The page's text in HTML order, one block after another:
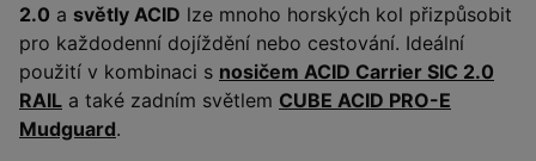
2.0 a světly ACID lze mnoho horských kol přizpůsobit
pro každodenní dojíždění nebo cestování. Ideální
použití v kombinaci s nosičem ACID Carrier SIC 2.0
RAIL a také zadním světlem CUBE ACID PRO-E
Mudguard.